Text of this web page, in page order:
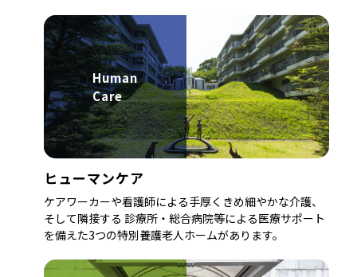
Human
Care
ヒューマンケア
ケアワーカーや看護師による手厚くきめ細やかな介護、
そして隣接する 診療所・総合病院等による医療サポート
を備えた3つの特別養護老人ホームがあります。